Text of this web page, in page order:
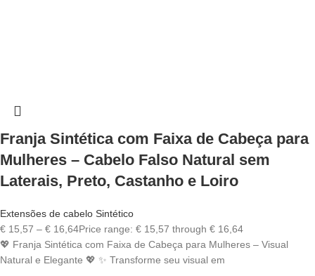
Franja Sintética com Faixa de Cabeça para
Mulheres – Cabelo Falso Natural sem
Laterais, Preto, Castanho e Loiro
Extensões de cabelo Sintético
€ 15,57 – € 16,64Price range: € 15,57 through € 16,64
💖 Franja Sintética com Faixa de Cabeça para Mulheres – Visual
Natural e Elegante 💖 ✨ Transforme seu visual em